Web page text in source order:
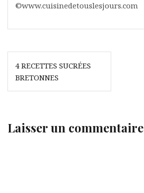
©www.cuisinedetouslesjours.com
Navigation
de
l’article
4 RECETTES SUCRÉES
BRETONNES
Laisser un commentaire